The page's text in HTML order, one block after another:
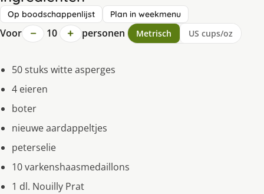
Op boodschappenlijst Plan in weekmenu
Voor − 10 + personen Metrisch US cups/oz
50 stuks witte asperges
4 eieren
boter
nieuwe aardappeltjes
peterselie
10 varkenshaasmedaillons
1 dl. Nouilly Prat